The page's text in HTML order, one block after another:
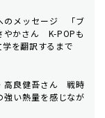
のメッセージ 「ブ
やかさん K-POPも
を翻訳するまで
高良健吾さん 戦時
強い熱量を感じなが